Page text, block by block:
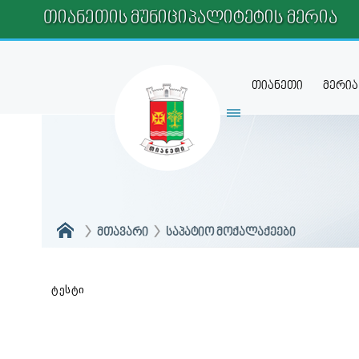
ᲗᲘᲐᲜᲔᲗᲘᲡ ᲛᲣᲜᲘᲪᲘᲞᲐᲚᲘᲢᲔᲢᲘᲡ ᲛᲔᲠᲘᲐ
თიანეთი მერია
ᲛᲗᲐᲕᲐᲠᲘ ᲡᲐᲞᲐᲢᲘᲝ ᲛᲝᲥᲐᲚᲐᲥᲔᲔᲑᲘ
ტესტი